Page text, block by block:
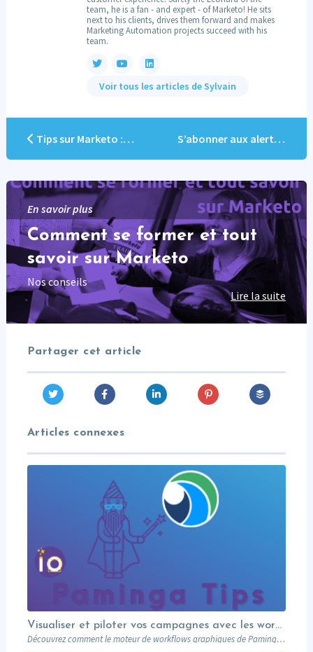
team, he is a fan - and expert - of Marketo! He sits
next to his clients, drives them forward and makes
Marketing Automation projects succeed with his
team.
Voir tous les articles de Sylvain
Tips sur Marketo : Web Personalization S’abonner aux alertes systèmes Marketo
En savoir plus
Comment se former et tout
savoir sur Marketo
Nos conseils
Lire la suite
Partager cet article
Articles connexes
Visualiser et piloter vos campagnes avec les workflows graphiques Paminga.
Découvrez comment le moteur de workflows graphiques de Paminga vous permet de visualiser toute la logique de vos campagnes en un seul coup d’œil — branches conditionnelles, AB tests, waits et intégration Salesforce.